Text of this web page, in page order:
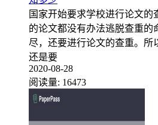
国家开始要求学校进行论文的
的论文都没有办法逃脱查重的
尽，还要进行论文的查重。所
还是要
2020-08-28
阅读量: 16473